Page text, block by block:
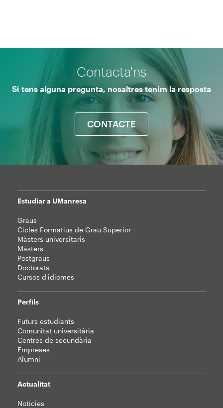
Contacta'ns
Si tens alguna pregunta, nosaltres tenim la resposta
CONTACTE
Mapa
web
Estudiar a UManresa
Graus
Cicles Formatius de Grau Superior
Màsters universitaris
Màsters
Postgraus
Doctorats
Cursos d'idiomes
Perfils
Futurs estudiants
Comunitat universitària
Centres de secundària
Empreses
Alumni
Actualitat
Notícies